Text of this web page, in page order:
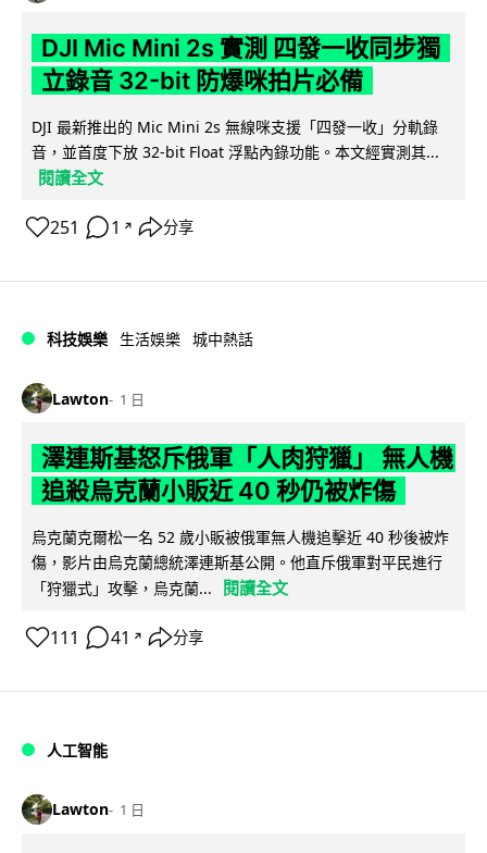
DJI Mic Mini 2s 實測 四發一收同步獨
立錄音 32-bit 防爆咪拍片必備
DJI 最新推出的 Mic Mini 2s 無線咪支援「四發一收」分軌錄
音，並首度下放 32-bit Float 浮點內錄功能。本文經實測其...
閱讀全文
251 1 ↗ 分享
科技娛樂 生活娛樂 城中熱話
Lawton 1 日
澤連斯基怒斥俄軍「人肉狩獵」 無人機
追殺烏克蘭小販近 40 秒仍被炸傷
烏克蘭克爾松一名 52 歲小販被俄軍無人機追擊近 40 秒後被炸
傷，影片由烏克蘭總統澤連斯基公開。他直斥俄軍對平民進行
「狩獵式」攻擊，烏克蘭...
閱讀全文
111 41 ↗ 分享
人工智能
Lawton 1 日